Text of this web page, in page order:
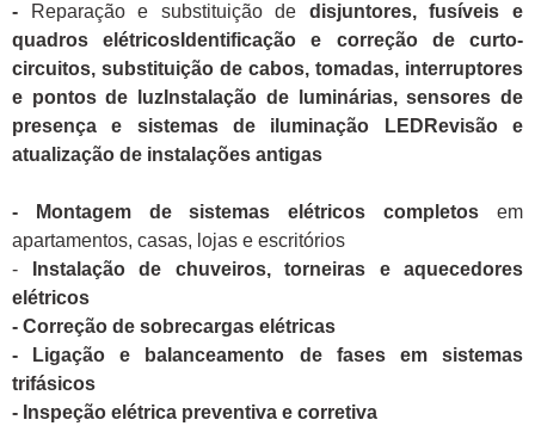
-
Reparação e substituição de disjuntores, fusíveis e
quadros elétricosIdentificação e correção de curto-
circuitos, substituição de cabos, tomadas, interruptores
e pontos de luzInstalação de luminárias, sensores de
presença e sistemas de iluminação LEDRevisão e
atualização de instalações antigas
- Montagem de sistemas elétricos completos em
apartamentos, casas, lojas e escritórios
-
Instalação de chuveiros, torneiras e aquecedores
elétricos
- Correção de sobrecargas elétricas
- Ligação e balanceamento de fases em sistemas
trifásicos
- Inspeção elétrica preventiva e corretiva